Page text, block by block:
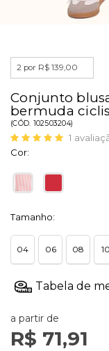
2 por R$ 139,00
Conjunto
bermuda
(CÓD. 102503204)
1
Cor:
Tamanho:
04 06 08 10
a partir de
R$ 71,91